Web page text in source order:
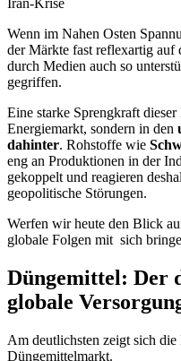
Wenn im Nahen Osten
der Märkte fast reflexartig auf
durch Medien auch so
gegriffen.
Eine starke Sprengkraft
Energiemarkt, sondern in den
dahinter. Rohstoffe wie
eng an Produktionen in der
gekoppelt und reagieren
geopolitische Störungen.
Werfen wir heute den Blick
globale Folgen mit sich
Düngemittel: Der
globale
Am deutlichsten zeigt sich
Düngemittelmarkt.